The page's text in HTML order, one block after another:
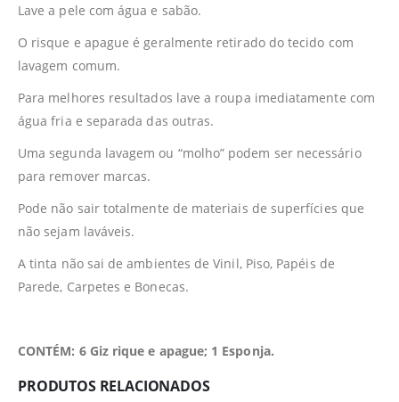
Lave a pele com água e sabão.
O risque e apague é geralmente retirado do tecido com
lavagem comum.
Para melhores resultados lave a roupa imediatamente com
água fria e separada das outras.
Uma segunda lavagem ou “molho” podem ser necessário
para remover marcas.
Pode não sair totalmente de materiais de superfícies que
não sejam laváveis.
A tinta não sai de ambientes de Vinil, Piso, Papéis de
Parede, Carpetes e Bonecas.
CONTÉM: 6 Giz rique e apague; 1 Esponja.
PRODUTOS RELACIONADOS